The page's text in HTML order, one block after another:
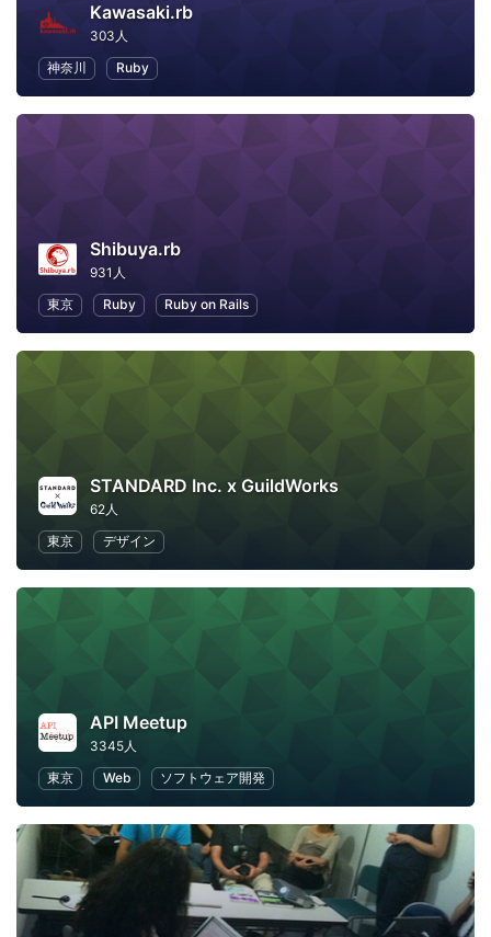
Kawasaki.rb
303人
神奈川
Ruby
Shibuya.rb
931人
東京
Ruby Ruby on Rails
STANDARD Inc. x GuildWorks
62人
東京
デザイン
API Meetup
3345人
東京
Web ソフトウェア開発